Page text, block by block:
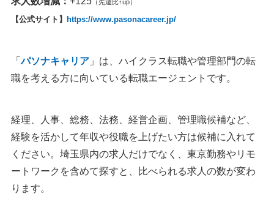
（先週比↑up）
【公式サイト】 https://www.pasonacareer.jp/
「パソナキャリア 」は、ハイクラス転職や管理部門の転
職を考える方に向いている転職エージェントです。
経理、人事、総務、法務、経営企画、管理職候補など、
経験を活かして年収や役職を上げたい方は候補に入れて
ください。埼玉県内の求人だけでなく、東京勤務やリモ
ートワークを含めて探すと、比べられる求人の数が変わ
ります。